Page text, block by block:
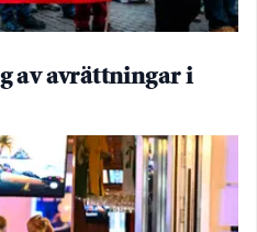
av avrättningar i